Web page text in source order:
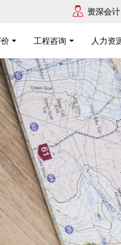
资深会计
工程咨询 人力资